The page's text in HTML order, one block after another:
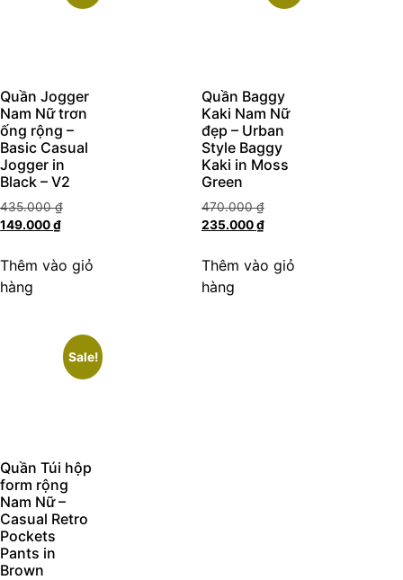
Quần Jogger
Nam Nữ trơn
ống rộng –
Basic Casual
Jogger in
Black – V2
435.000₫
149.000₫
Thêm vào giỏ
hàng
Quần Baggy
Kaki Nam Nữ
đẹp – Urban
Style Baggy
Kaki in Moss
Green
470.000₫
235.000₫
Thêm vào giỏ
hàng
Sale!
Quần Túi hộp
form rộng
Nam Nữ –
Casual Retro
Pockets
Pants in
Brown